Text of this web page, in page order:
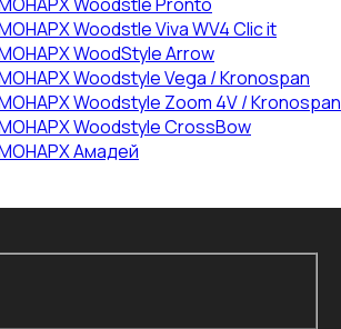
Woodstle Viva WV4 Clic it
WoodStyle Arrow
Woodstyle Vega / Kronospan
Woodstyle Zoom 4V / Kronospan
Woodstyle СrossBow
Амадей